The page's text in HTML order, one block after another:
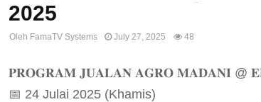
2025
Oleh FamaTV Systems July 27, 2025 48
𝐏𝐑𝐎𝐆𝐑𝐀𝐌 𝐉𝐔𝐀𝐋𝐀𝐍 𝐀𝐆𝐑𝐎 𝐌𝐀𝐃𝐀𝐍𝐈 @
📅 24 Julai 2025 (Khamis)